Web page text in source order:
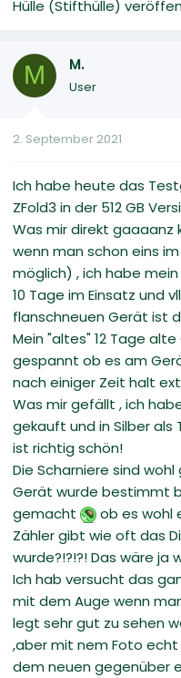
Hülle (Stifthülle)
M M.
User
2. September 2021
Ich habe heute das
ZFold3 in der 512 GB
Was mir direkt
wenn man schon eins
möglich) , ich habe
10 Tage im Einsatz und
flanschneuen Gerät ist
Mein "altes" 12 Tage
gespannt ob es am
nach einiger Zeit halt
Was mir gefällt , ich
gekauft und in Silber
ist richtig schön!
Die Scharniere sind
Gerät wurde bestimmt
gemacht
ob es wohl
Zähler gibt wie oft das
wurde?!?!?! Das wäre ja
Ich hab versucht das
mit dem Auge wenn
legt sehr gut zu sehen
,aber mit nem Foto
dem neuen gegenüber